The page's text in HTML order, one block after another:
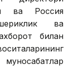
ва Россия
ва
билан